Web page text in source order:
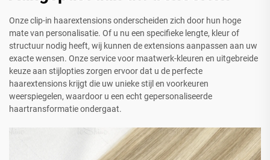
Onze clip-in haarextensions onderscheiden zich door hun hoge
mate van personalisatie. Of u nu een specifieke lengte, kleur of
structuur nodig heeft, wij kunnen de extensions aanpassen aan uw
exacte wensen. Onze service voor maatwerk-kleuren en uitgebreide
keuze aan stijlopties zorgen ervoor dat u de perfecte
haarextensions krijgt die uw unieke stijl en voorkeuren
weerspiegelen, waardoor u een echt gepersonaliseerde
haartransformatie ondergaat.